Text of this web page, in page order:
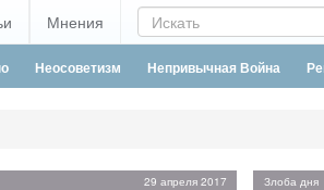
Мнения
Неосоветизм Непривычная Война
29 апреля 2017 Злоба дня